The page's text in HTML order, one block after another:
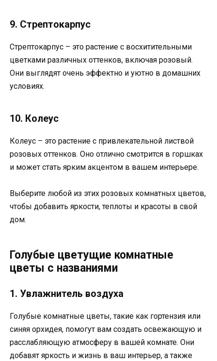
9. Стрептокарпус
Стрептокарпус – это растение с восхитительными
цветками различных оттенков, включая розовый.
Они выглядят очень эффектно и уютно в домашних
условиях.
10. Колеус
Колеус – это растение с привлекательной листвой
розовых оттенков. Оно отлично смотрится в горшках
и может стать ярким акцентом в вашем интерьере.
Выберите любой из этих розовых комнатных цветов,
чтобы добавить яркости, теплоты и красоты в свой
дом.
Голубые цветущие комнатные
цветы с названиями
1. Увлажнитель воздуха
Голубые комнатные цветы, такие как гортензия или
синяя орхидея, помогут вам создать освежающую и
расслабляющую атмосферу в вашей комнате. Они
добавят яркость и жизнь в ваш интерьер, а также